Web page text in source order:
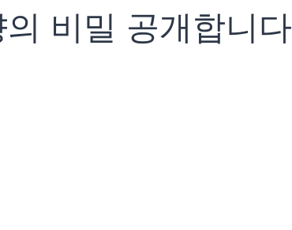
비밀 공개합니다